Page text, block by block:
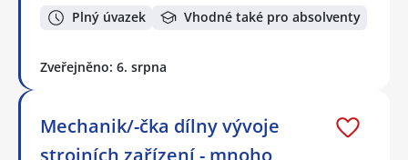
Plný úvazek Vhodné také pro absolventy
Zveřejněno: 6. srpna
Mechanik/-čka dílny vývoje
strojních zařízení - mnoho